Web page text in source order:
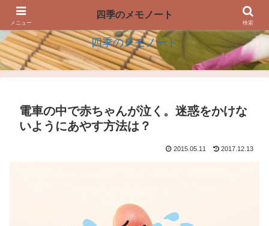
四季の生活を楽しむアイデアのメモノート
四季のメモノート
電車の中で赤ちゃんが泣く。迷惑をかけな
いようにあやす方法は？
2015.05.11 2017.12.13
メニュー
四季のメモノート
検索